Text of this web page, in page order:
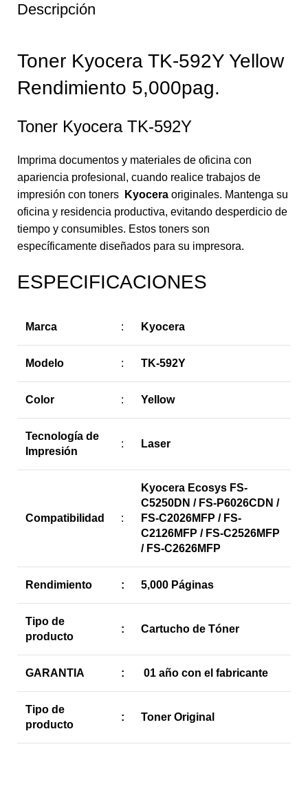
Descripción
Toner Kyocera TK-592Y Yellow
Rendimiento 5,000pag.
Toner Kyocera TK-592Y
Imprima documentos y materiales de oficina con
apariencia profesional, cuando realice trabajos de
impresión con toners
Kyocera originales. Mantenga su
oficina y residencia productiva, evitando desperdicio de
tiempo y consumibles. Estos toners son
específicamente diseñados para su impresora.
ESPECIFICACIONES
Marca : Kyocera
Modelo : TK-592Y
Color : Yellow
Tecnología de
Impresión
: Laser
Compatibilidad :
Kyocera Ecosys FS-
C5250DN / FS-P6026CDN /
FS-C2026MFP / FS-
C2126MFP / FS-C2526MFP
/ FS-C2626MFP
Rendimiento : 5,000 Páginas
Tipo de
producto
: Cartucho de Tóner
GARANTIA : 01 año con el fabricante
Tipo de
producto
: Toner Original